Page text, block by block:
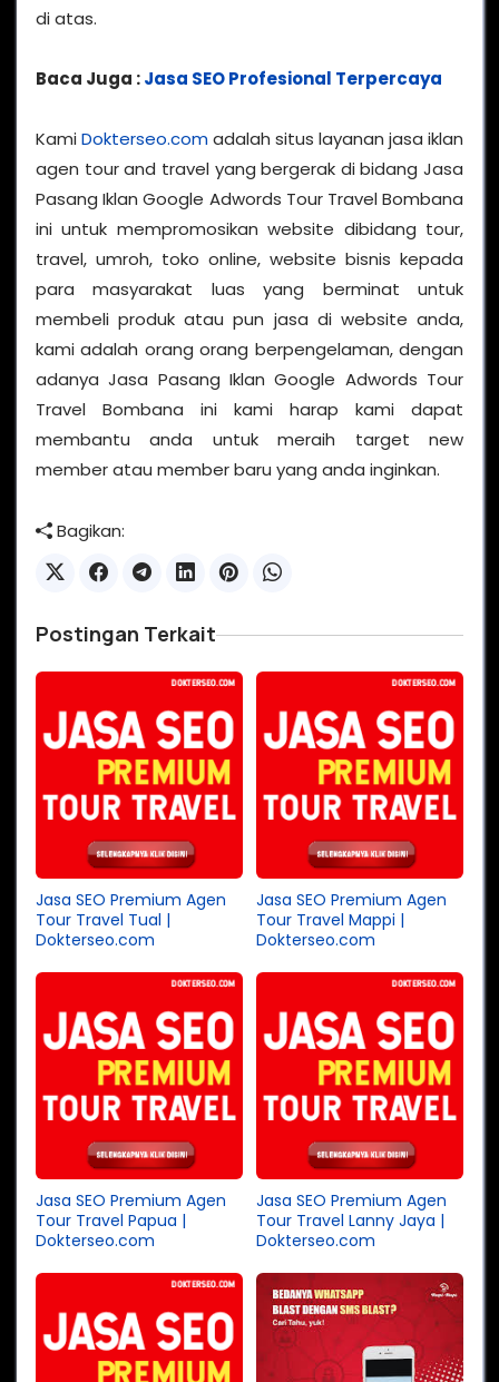
di atas.
Baca Juga :Jasa SEO Profesional Terpercaya
KamiDokterseo.comadalah situs layanan jasa iklan
agen tour and travel yang bergerak di bidang Jasa
Pasang Iklan Google Adwords Tour Travel Bombana
ini untuk mempromosikan website dibidang tour,
travel, umroh, toko online, website bisnis kepada
para masyarakat luas yang berminat untuk
membeli produk atau pun jasa di website anda,
kami adalah orang orang berpengelaman, dengan
adanya Jasa Pasang Iklan Google Adwords Tour
Travel Bombana ini kami harap kami dapat
membantu anda untuk meraih target new
member atau member baru yang anda inginkan.
Bagikan:
Postingan Terkait
Jasa SEO Premium Agen
Tour Travel Tual |
Dokterseo.com
Jasa SEO Premium Agen
Tour Travel Mappi |
Dokterseo.com
Jasa SEO Premium Agen
Tour Travel Papua |
Dokterseo.com
Jasa SEO Premium Agen
Tour Travel Lanny Jaya |
Dokterseo.com